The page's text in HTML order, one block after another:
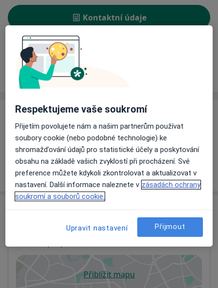
Kontaktní údaje
Rezervovat termín
Ceník Adresy
Ceník
Informace o službách a cenách nejsou k dispozici
Tento specialista ještě nepřidával žádné informace o
svých službách.
Ord. praktického lékaře pro dospělé
Přiblížit mapuse otevře v nové záložce
Respektujeme vaše soukromí
Přijetím povolujete nám a našim partnerům používat
soubory cookie (nebo podobné technologie) ke
shromažďování údajů pro statistické účely a poskytování
obsahu na základě vašich zvyklostí při procházení. Své
preference můžete kdykoli zkontrolovat a aktualizovat v
nastavení. Další informace naleznete v zásadách ochrany
soukromí a souborů cookie.
Upravit nastavení Přijmout